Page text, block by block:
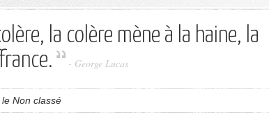
la colère mène à la haine, la
- George Lucas
Non classé